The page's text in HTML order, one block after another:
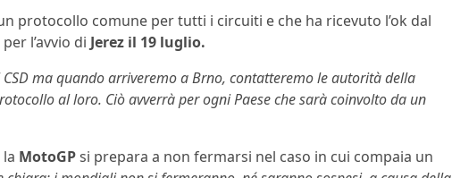
protocollo comune per tutti i circuiti e che ha ricevuto l’ok dal
l’avvio di Jerez il 19 luglio.
ma quando arriveremo a Brno, contatteremo le autorità della
al loro. Ciò avverrà per ogni Paese che sarà coinvolto da un
MotoGPsi prepara a non fermarsi nel caso in cui compaia un